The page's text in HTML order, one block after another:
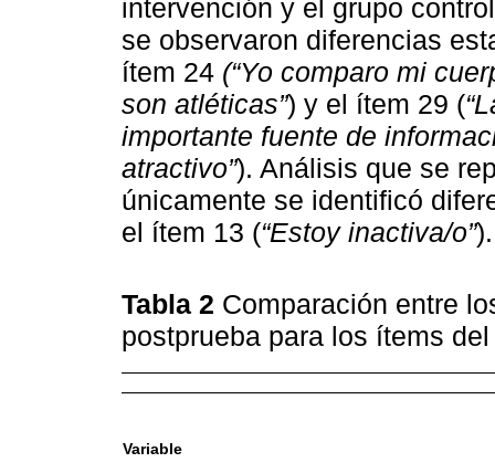
intervención y el grupo
se observaron diferencias
ítem 24 (“Yo comparo mi
son atléticas”) y el ítem 29 (
importante fuente de
atractivo”). Análisis que se
únicamente se identificó
el ítem 13 (“Estoy inactiva/o”).
Tabla 2 Comparación entre
postprueba para los ítems
Variable